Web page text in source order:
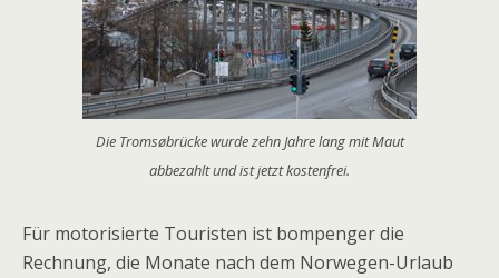
Die Tromsøbrücke wurde zehn Jahre lang mit Maut
abbezahlt und ist jetzt kostenfrei.
Für motorisierte Touristen ist bompenger die
Rechnung, die Monate nach dem Norwegen-Urlaub